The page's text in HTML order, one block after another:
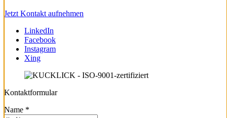
Jetzt Kontakt aufnehmen
LinkedIn
Facebook
Instagram
Xing
Kontaktformular
Name *